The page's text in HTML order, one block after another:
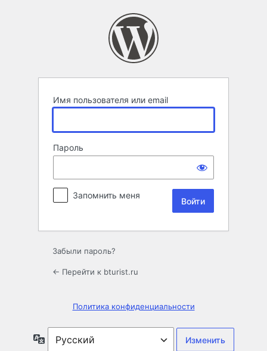
Имя пользователя или email
Пароль
Запомнить меня
Забыли пароль?
← Перейти к bturist.ru
Политика конфиденциальности
Язык